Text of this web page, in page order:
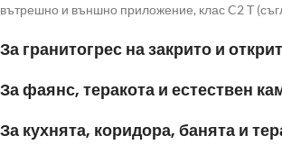
вътрешно и външно приложение, клас C2 T
За гранитогрес на закрито и
За фаянс, теракота и естествен
За кухнята, коридора, банята и